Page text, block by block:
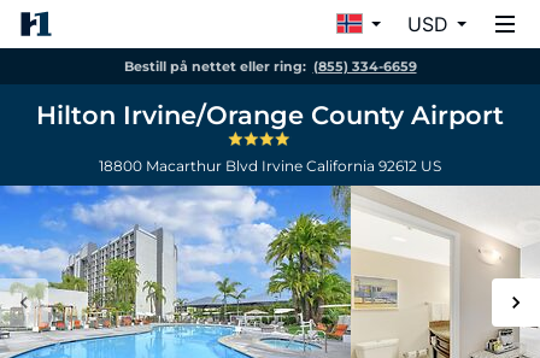
USD
Bestill på nettet eller ring: (855) 334-6659
Hilton Irvine/Orange County Airport
18800 Macarthur Blvd Irvine California 92612 US